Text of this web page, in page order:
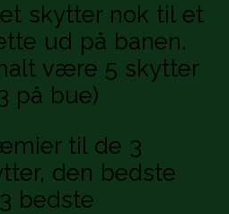
skytter nok til et
ud på banen.
være 5 skytter
på bue)
til de 3
den bedste
bedste